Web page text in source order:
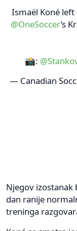
Ismaël Koné left
@OneSoccer’s
📸:
— Canadian
Njegov izostanak
dan ranije
treninga